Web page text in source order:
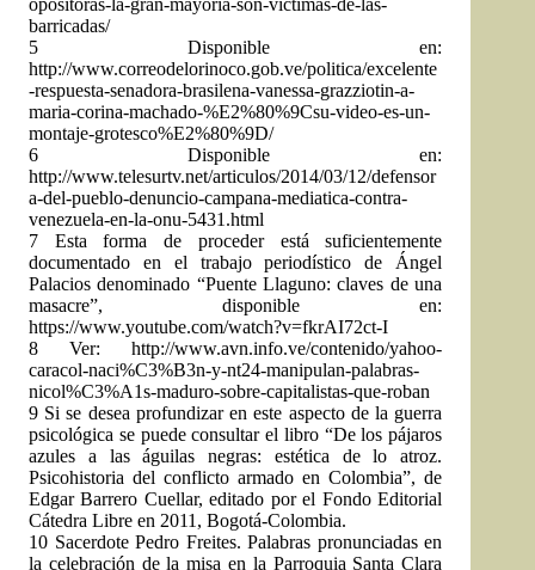
opositoras-la-gran-mayoria-son-victimas-de-las-
barricadas/
5 Disponible en:
http://www.correodelorinoco.gob.ve/politica/excelente
-respuesta-senadora-brasilena-vanessa-grazziotin-a-
maria-corina-machado-%E2%80%9Csu-video-es-un-
montaje-grotesco%E2%80%9D/
6 Disponible en:
http://www.telesurtv.net/articulos/2014/03/12/defensor
a-del-pueblo-denuncio-campana-mediatica-contra-
venezuela-en-la-onu-5431.html
7 Esta forma de proceder está suficientemente
documentado en el trabajo periodístico de Ángel
Palacios denominado “Puente Llaguno: claves de una
masacre”, disponible en:
https://www.youtube.com/watch?v=fkrAI72ct-I
8 Ver: http://www.avn.info.ve/contenido/yahoo-
caracol-naci%C3%B3n-y-nt24-manipulan-palabras-
nicol%C3%A1s-maduro-sobre-capitalistas-que-roban
9 Si se desea profundizar en este aspecto de la guerra
psicológica se puede consultar el libro “De los pájaros
azules a las águilas negras: estética de lo atroz.
Psicohistoria del conflicto armado en Colombia”, de
Edgar Barrero Cuellar, editado por el Fondo Editorial
Cátedra Libre en 2011, Bogotá-Colombia.
10 Sacerdote Pedro Freites. Palabras pronunciadas en
la celebración de la misa en la Parroquia Santa Clara